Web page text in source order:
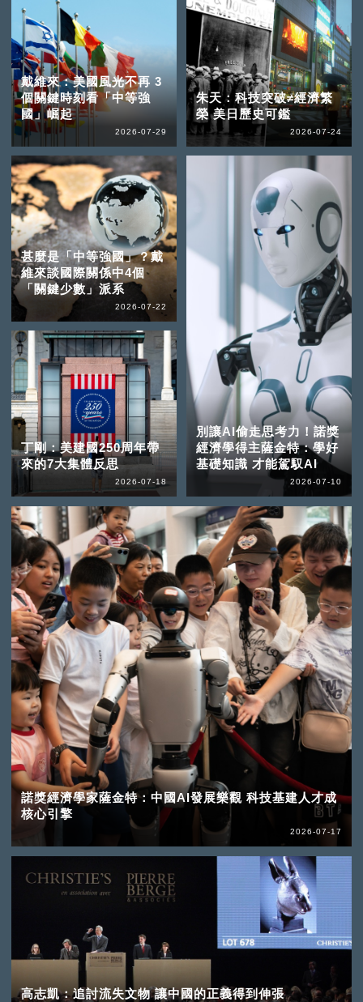
戴維來：美國風光不再 3
個關鍵時刻看「中等強
國」崛起
2026-07-29
朱天：科技突破≠經濟繁
榮 美日歷史可鑑
2026-07-24
甚麼是「中等強國」？戴
維來談國際關係中4個
「關鍵少數」派系
2026-07-22
丁剛：美建國250周年帶
來的7大集體反思
2026-07-18
諾獎經濟學家薩金特：中國AI發展樂觀 科技基建人才成
核心引擎
2026-07-17
別讓AI偷走思考力！諾獎
經濟學得主薩金特：學好
基礎知識 才能駕馭AI
2026-07-10
高志凱：追討流失文物 讓中國的正義得到伸張